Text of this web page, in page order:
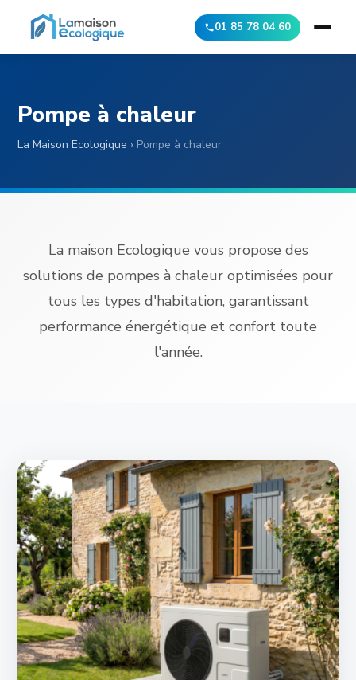
01 85 78 04 60
Pompe à chaleur
La Maison Ecologique › Pompe à chaleur
La maison Ecologique vous propose des
solutions de pompes à chaleur optimisées pour
tous les types d'habitation, garantissant
performance énergétique et confort toute
l'année.